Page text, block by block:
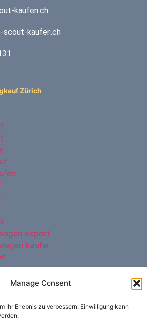
Manage Consent
Ihr Erlebnis zu verbessern. Einwilligung kann
kaufen.ch
scout-kaufen.ch
Zürich
export
kaufen